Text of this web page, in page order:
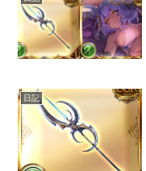
日記